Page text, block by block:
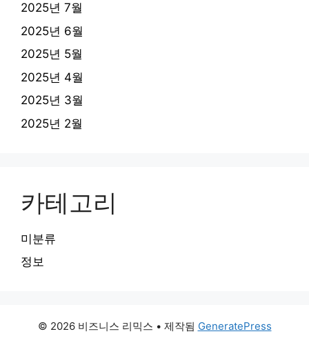
2025년 7월
2025년 6월
2025년 5월
2025년 4월
2025년 3월
2025년 2월
카테고리
미분류
정보
© 2026 비즈니스 리믹스 • 제작됨 GeneratePress